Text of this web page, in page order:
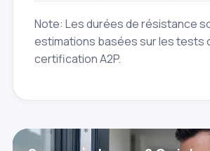
Note: Les durées de résistance
estimations basées sur les tests
certification A2P.